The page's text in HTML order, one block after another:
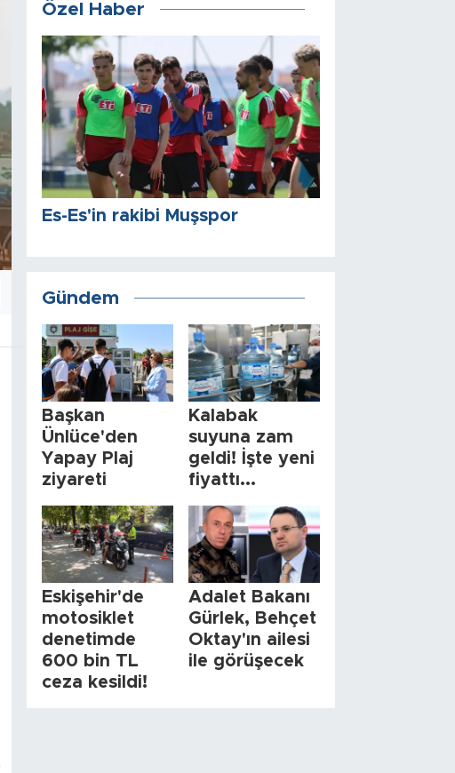
Özel Haber
Es-Es'in rakibi Muşspor
Gündem
Başkan
Ünlüce'den
Yapay Plaj
ziyareti
Kalabak
suyuna zam
geldi! İşte yeni
fiyattı...
Eskişehir'de
motosiklet
denetimde
600 bin TL
ceza kesildi!
Adalet Bakanı
Gürlek, Behçet
Oktay'ın ailesi
ile görüşecek